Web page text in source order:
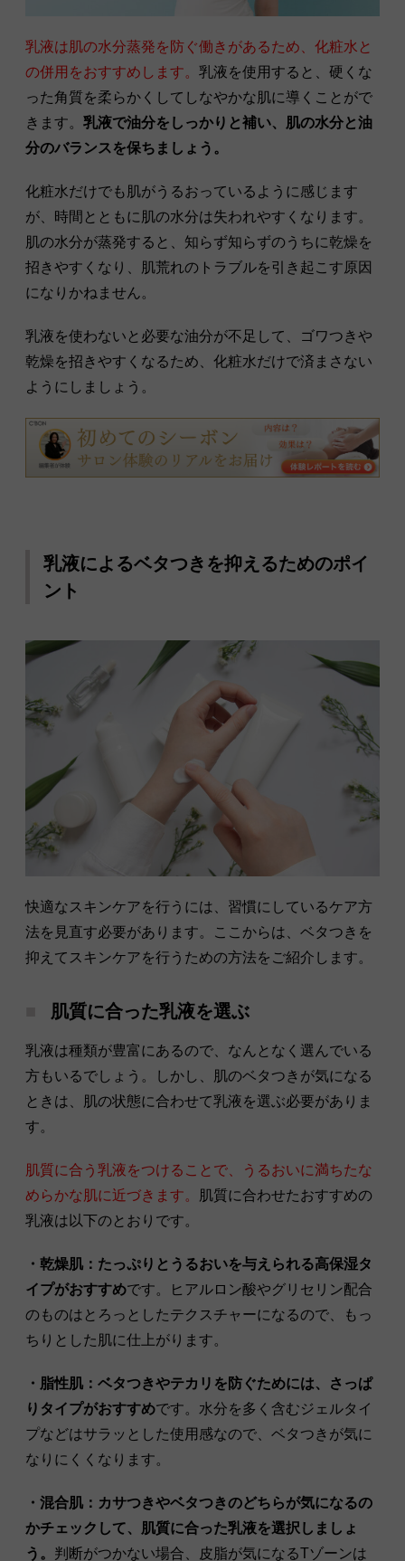
乳液は肌の水分蒸発を防ぐ働きがあるため、化粧水と
の併用をおすすめします。 乳液を使用すると、硬くな
った角質を柔らかくしてしなやかな肌に導くことがで
きます。 乳液で油分をしっかりと補い、肌の水分と油
分のバランスを保ちましょう。
化粧水だけでも肌がうるおっているように感じます
が、時間とともに肌の水分は失われやすくなります。
肌の水分が蒸発すると、知らず知らずのうちに乾燥を
招きやすくなり、肌荒れのトラブルを引き起こす原因
になりかねません。
乳液を使わないと必要な油分が不足して、ゴワつきや
乾燥を招きやすくなるため、化粧水だけで済まさない
ようにしましょう。
乳液によるベタつきを抑えるためのポイ
ント
快適なスキンケアを行うには、習慣にしているケア方
法を見直す必要があります。ここからは、ベタつきを
抑えてスキンケアを行うための方法をご紹介します。
肌質に合った乳液を選ぶ
乳液は種類が豊富にあるので、なんとなく選んでいる
方もいるでしょう。しかし、肌のベタつきが気になる
ときは、肌の状態に合わせて乳液を選ぶ必要がありま
す。
肌質に合う乳液をつけることで、うるおいに満ちたな
めらかな肌に近づきます。
肌質に合わせたおすすめの
乳液は以下のとおりです。
・乾燥肌：たっぷりとうるおいを与えられる高保湿タ
イプがおすすめです。ヒアルロン酸やグリセリン配合
のものはとろっとしたテクスチャーになるので、もっ
ちりとした肌に仕上がります。
・脂性肌：ベタつきやテカリを防ぐためには、さっぱ
りタイプがおすすめです。水分を多く含むジェルタイ
プなどはサラッとした使用感なので、ベタつきが気に
なりにくくなります。
・混合肌：カサつきやベタつきのどちらが気になるの
かチェックして、肌質に合った乳液を選択しましょ
う。 判断がつかない場合、皮脂が気になるTゾーンは